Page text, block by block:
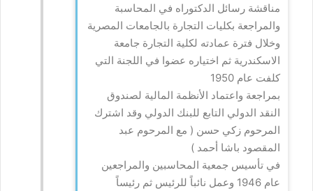
مناقشة رسائل الدكتوراه في المحاسبة
والمراجعة بكليات التجارة بالجامعات المصرية
وخلال فترة عمادته لكلية التجارة جامعة
الاسكندرية ثم اختياره عضوا في اللجنة التي
كلفت عام 1950
بمراجعة واعتماد الأنظمة المالية لصندوق
النقد الدولي التابع للبنك الدولي وقد اشترك
المرحوم زكي حسن ( مع المرحوم عبد
المقصود باشا أحمد )
في تأسيس جمعية المحاسبين والمراجعين
عام 1946 وعمل نائباً للرئيس ثم رئيساً